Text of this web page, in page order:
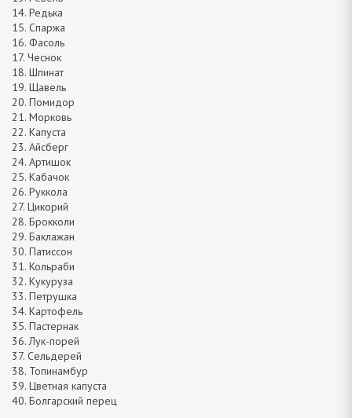
14. Редька
15. Спаржа
16. Фасоль
17. Чеснок
18. Шпинат
19. Щавель
20. Помидор
21. Морковь
22. Капуста
23. Айсберг
24. Артишок
25. Кабачок
26. Руккола
27. Цикорий
28. Брокколи
29. Баклажан
30. Патиссон
31. Кольраби
32. Кукуруза
33. Петрушка
34. Картофель
35. Пастернак
36. Лук-порей
37. Сельдерей
38. Топинамбур
39. Цветная капуста
40. Болгарский перец